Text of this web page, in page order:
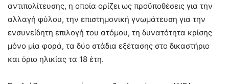
αντιπολίτευσης, η οποία ορίζει ως προϋποθέσεις για την
αλλαγή φύλου, την επιστημονική γνωμάτευση για την
ενσυνείδητη επιλογή του ατόμου, τη δυνατότητα κρίσης
μόνο μία φορά, τα δύο στάδια εξέτασης στο δικαστήριο
και όριο ηλικίας τα 18 έτη.